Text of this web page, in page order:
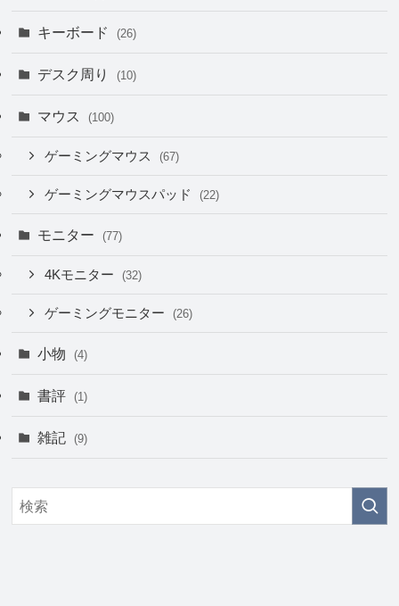
キーボード (26)
デスク周り (10)
マウス (100)
ゲーミングマウス (67)
ゲーミングマウスパッド (22)
モニター (77)
4Kモニター (32)
ゲーミングモニター (26)
小物 (4)
書評 (1)
雑記 (9)